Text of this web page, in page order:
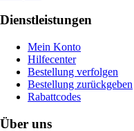
Dienstleistungen
Mein Konto
Hilfecenter
Bestellung verfolgen
Bestellung zurückgeben
Rabattcodes
Über uns